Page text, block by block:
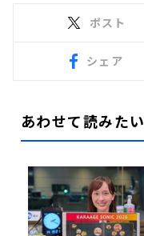
ポスト
シェア
あわせて読みたい